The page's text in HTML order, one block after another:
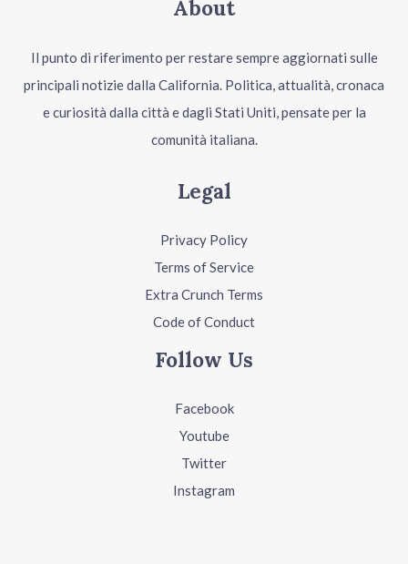
About
Il punto di riferimento per restare sempre aggiornati sulle
principali notizie dalla California. Politica, attualità, cronaca
e curiosità dalla città e dagli Stati Uniti, pensate per la
comunità italiana.
Legal
Privacy Policy
Terms of Service
Extra Crunch Terms
Code of Conduct
Follow Us
Facebook
Youtube
Twitter
Instagram